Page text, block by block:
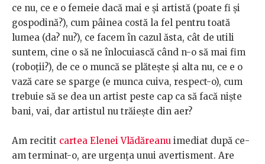
ce nu, ce e o femeie dacă mai e și artistă (poate fi și
gospodină?), cum pâinea costă la fel pentru toată
lumea (da? nu?), ce facem în cazul ăsta, cât de utili
suntem, cine o să ne înlocuiască când n-o să mai fim
(roboții?), de ce o muncă se plătește și alta nu, ce e o
vază care se sparge (e munca cuiva, respect-o), cum
trebuie să se dea un artist peste cap ca să facă niște
bani, vai, dar artistul nu trăiește din aer?
Am recitit cartea Elenei Vlădăreanu imediat după ce-
am terminat-o, are urgența unui avertisment. Are